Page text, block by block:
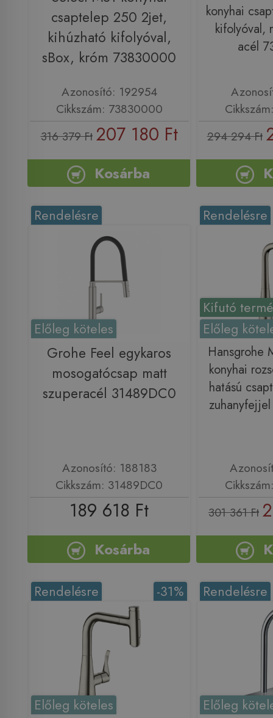
csaptelep 250 2jet,
kihúzható kifolyóval,
sBox, króm 73830000
Azonosító: 192954
Cikkszám: 73830000
316 379 Ft 207 180 Ft
Kosárba
konyhai
kifolyóval,
acél
294 294 Ft
Rendelésre
Előleg köteles
Grohe Feel egykaros
mosogatócsap matt
szuperacél 31489DC0
Azonosító: 188183
Cikkszám: 31489DC0
189 618 Ft
Kosárba
Kifutó
Előleg
Rendelésre
Hansgrohe
konyhai
hatású
301 361 Ft
-31%
Rendelésre
Előleg köteles
Rendelésre
Előleg